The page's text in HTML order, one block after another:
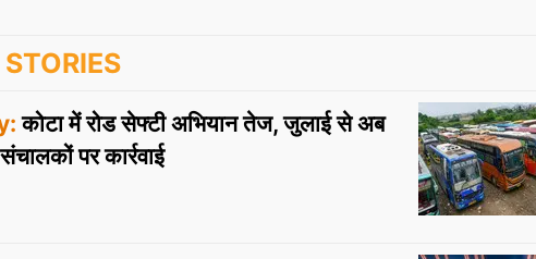
कोटा में रोड सेफ्टी अभियान तेज, जुलाई से अब
पर कार्रवाई